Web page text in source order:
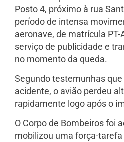
Posto 4, próximo à rua
período de intensa
aeronave, de matrícula PT-
serviço de publicidade e
no momento da queda.
Segundo testemunhas
acidente, o avião perdeu
rapidamente logo após o
O Corpo de Bombeiros foi
mobilizou uma força-